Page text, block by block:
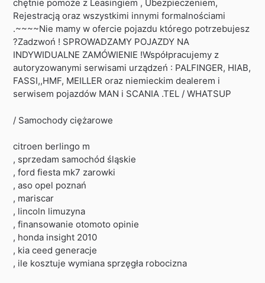
chętnie pomoże z Leasingiem , Ubezpieczeniem,
Rejestracją oraz wszystkimi innymi formalnościami
.~~~~Nie mamy w ofercie pojazdu którego potrzebujesz
?Zadzwoń ! SPROWADZAMY POJAZDY NA
INDYWIDUALNE ZAMÓWIENIE !Współpracujemy z
autoryzowanymi serwisami urządzeń : PALFINGER, HIAB,
FASSI,,HMF, MEILLER oraz niemieckim dealerem i
serwisem pojazdów MAN i SCANIA .TEL / WHATSUP
/ Samochody ciężarowe
citroen berlingo m
, sprzedam samochód śląskie
, ford fiesta mk7 zarowki
, aso opel poznań
, mariscar
, lincoln limuzyna
, finansowanie otomoto opinie
, honda insight 2010
, kia ceed generacje
, ile kosztuje wymiana sprzęgła robocizna